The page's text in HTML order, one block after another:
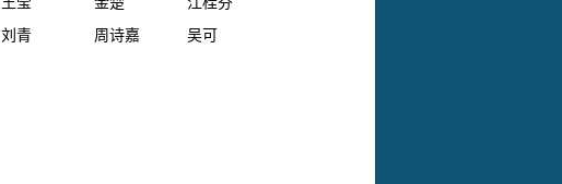
刘青 周诗嘉
吴可